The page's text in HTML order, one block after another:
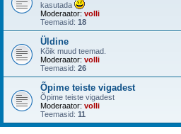
kasutada
Moderaator: volli
Teemasid: 18
Üldine
Kõik muud teemad.
Moderaator: volli
Teemasid: 26
Õpime teiste vigadest
Õpime teiste vigadest
Moderaator: volli
Teemasid: 11